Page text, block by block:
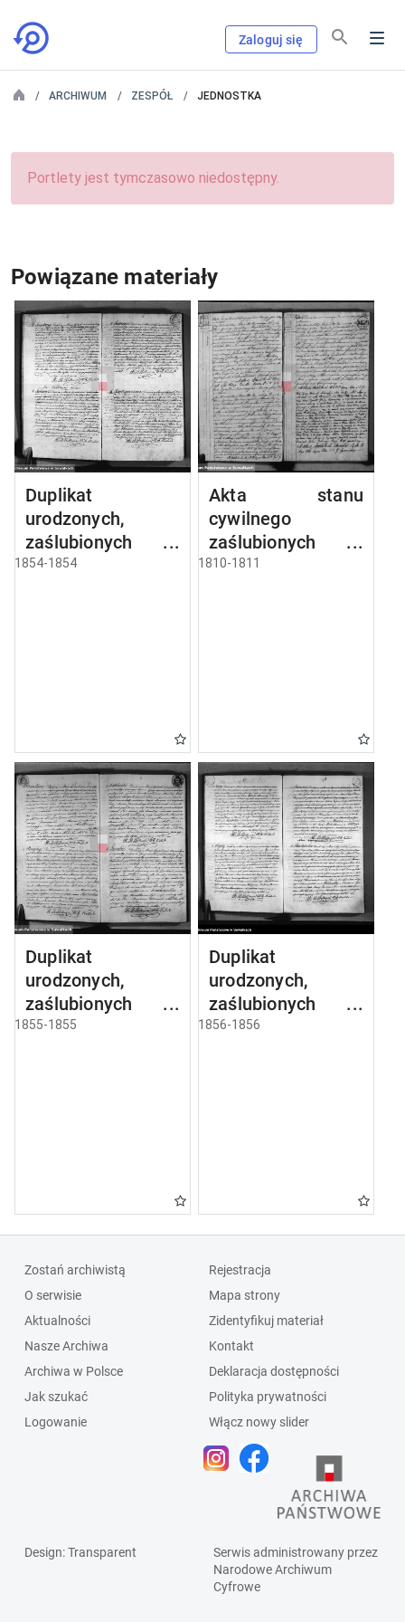
Zaloguj się
ARCHIWUM ZESPÓŁ JEDNOSTKA
Portlety jest tymczasowo niedostępny.
Powiązane materiały
Duplikat
urodzonych,
zaślubionych i
umarłych parafii
1854-1854
Akta stanu
cywilnego
zaślubionych w
gminie
1810-1811
Duplikat
urodzonych,
zaślubionych i
umarłych parafii
1855-1855
Duplikat
urodzonych,
zaślubionych i
umarłych parafii
1856-1856
Zostań archiwistą
O serwisie
Aktualności
Nasze Archiwa
Archiwa w Polsce
Jak szukać
Logowanie
Rejestracja
Mapa strony
Zidentyfikuj materiał
Kontakt
Deklaracja dostępności
Polityka prywatności
Włącz nowy slider
Design: Transparent
Serwis administrowany przez
Narodowe Archiwum
Cyfrowe